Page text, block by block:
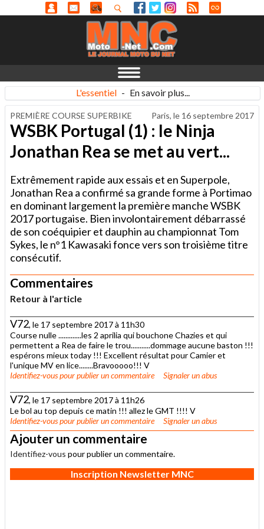
L'essentiel - En savoir plus...
PREMIÈRE COURSE SUPERBIKE Paris, le 16 septembre 2017
WSBK Portugal (1) : le Ninja
Jonathan Rea se met au vert...
Extrêmement rapide aux essais et en Superpole,
Jonathan Rea a confirmé sa grande forme à Portimao
en dominant largement la première manche WSBK
2017 portugaise. Bien involontairement débarrassé
de son coéquipier et dauphin au championnat Tom
Sykes, le n°1 Kawasaki fonce vers son troisième titre
consécutif.
Commentaires
Retour à l'article
V72, le 17 septembre 2017 à 11h30
Course nulle .............les 2 aprilia qui bouchone Chazies et qui
permettent a Rea de faire le trou...........dommage aucune baston !!!
espérons mieux today !!! Excellent résultat pour Camier et
l'unique MV en lice........Bravooooo!!! V
Identifiez-vouspour publier un commentaire Signaler un abus
V72, le 17 septembre 2017 à 11h26
Le bol au top depuis ce matin !!! allez le GMT !!!! V
Identifiez-vouspour publier un commentaire Signaler un abus
Ajouter un commentaire
Identifiez-vous pour publier un commentaire.
Inscription Newsletter MNC